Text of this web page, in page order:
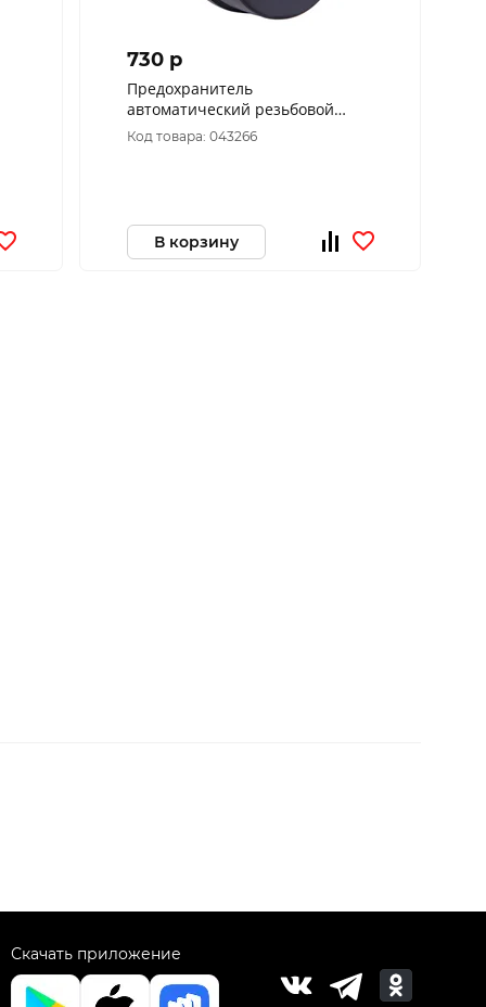
730 p
Предохранитель
автоматический резьбовой
ПАР-25А-УХЛ4-КЭАЗ 100044
Код товара: 043266
В корзину
Скачать приложение